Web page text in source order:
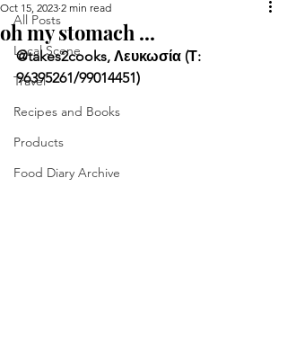
All Posts
Local Scene
Travel
Recipes and Books
Products
Food Diary Archive
oh my stomach ...
Oct 15, 2023 2 min read
@takes2cooks, Λευκωσία (Τ:
96395261/99014451)